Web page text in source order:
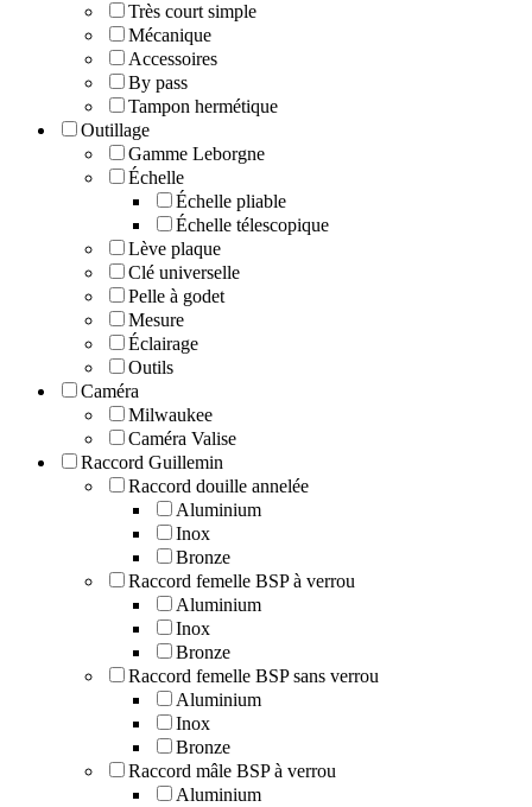
Très court simple
Mécanique
Accessoires
By pass
Tampon hermétique
Outillage
Gamme Leborgne
Échelle
Échelle pliable
Échelle télescopique
Lève plaque
Clé universelle
Pelle à godet
Mesure
Éclairage
Outils
Caméra
Milwaukee
Caméra Valise
Raccord Guillemin
Raccord douille annelée
Aluminium
Inox
Bronze
Raccord femelle BSP à verrou
Aluminium
Inox
Bronze
Raccord femelle BSP sans verrou
Aluminium
Inox
Bronze
Raccord mâle BSP à verrou
Aluminium